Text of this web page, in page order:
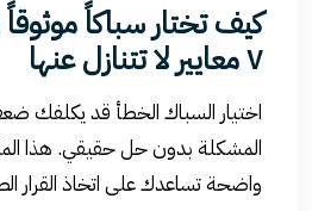
كيف تختار سباكاً
٧ معايير لا تتنازل عنها
اختيار السباك الخطأ قد يكلفك
واضحة تساعدك على اتخاذ القرار